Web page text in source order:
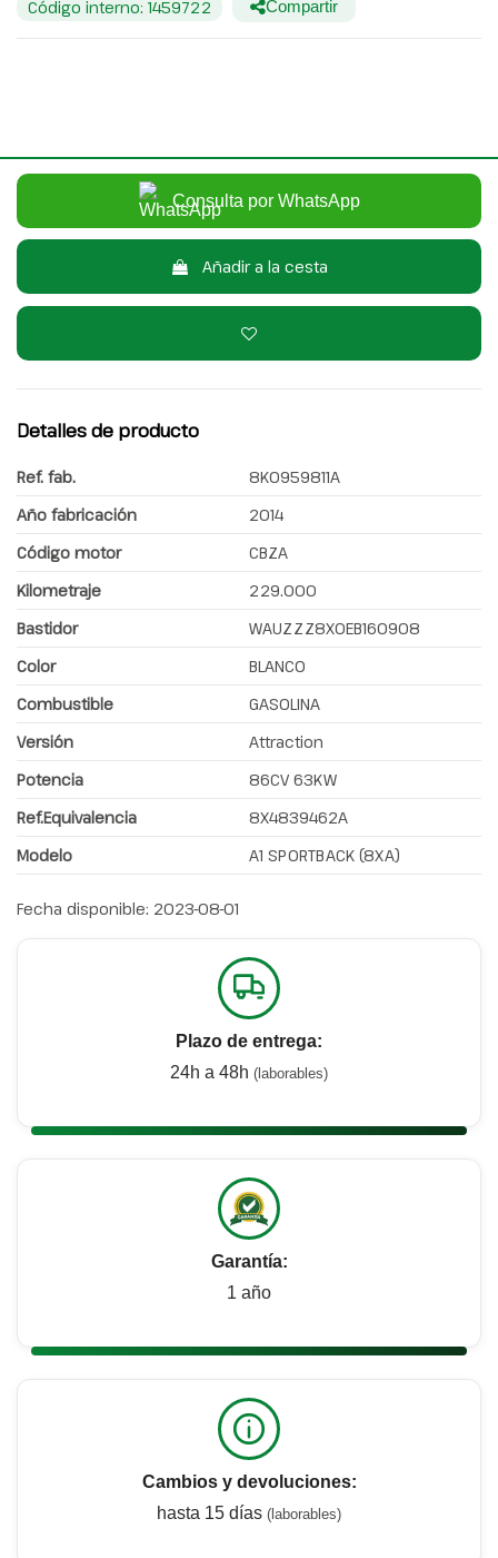
Código interno: 1459722 Compartir
Consulta por WhatsApp
Añadir a la cesta
Detalles de producto
Ref. fab.
8K0959811A
Año fabricación
2014
Código motor
CBZA
Kilometraje
229.000
Bastidor
WAUZZZ8X0EB160908
Color
BLANCO
Combustible
GASOLINA
Versión
Attraction
Potencia
86CV 63KW
Ref.Equivalencia
8X4839462A
Modelo
A1 SPORTBACK (8XA)
Fecha disponible: 2023-08-01
Plazo de entrega:
24h a 48h (laborables)
Garantía:
1 año
Cambios y devoluciones:
hasta 15 días (laborables)